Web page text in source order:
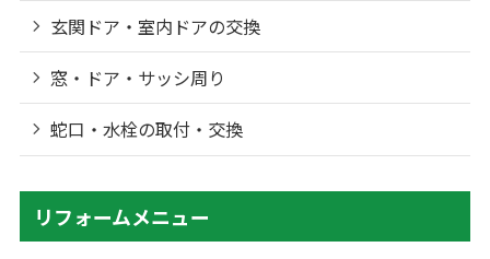
玄関ドア・室内ドアの交換
窓・ドア・サッシ周り
蛇口・水栓の取付・交換
リフォームメニュー